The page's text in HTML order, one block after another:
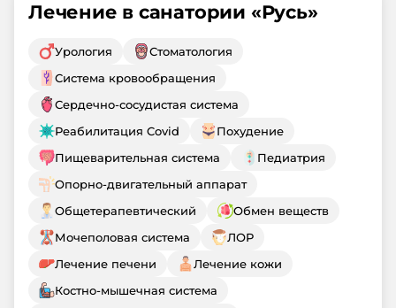
Лечение в санатории «Русь»
Урология
Стоматология
Система кровообращения
Сердечно-сосудистая система
Реабилитация Covid
Похудение
Пищеварительная система
Педиатрия
Опорно-двигательный аппарат
Общетерапевтический
Обмен веществ
Мочеполовая система
ЛОР
Лечение печени
Лечение кожи
Костно-мышечная система